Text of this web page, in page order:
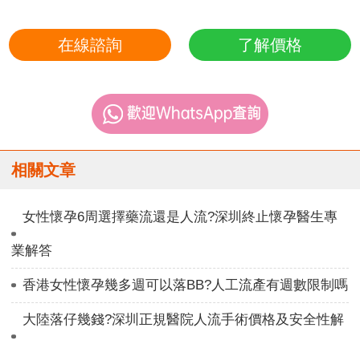
在線諮詢 了解價格
相關文章
女性懷孕6周選擇藥流還是人流?深圳終止懷孕醫生專
業解答
香港女性懷孕幾多週可以落BB?人工流產有週數限制嗎
大陸落仔幾錢?深圳正規醫院人流手術價格及安全性解